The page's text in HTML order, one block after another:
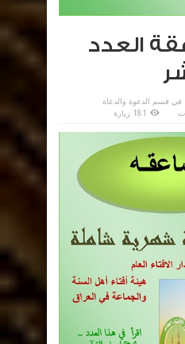
العدد
في قسم الدعوة والدعاة
العدد
عشر
مغلقة
181 زيارة